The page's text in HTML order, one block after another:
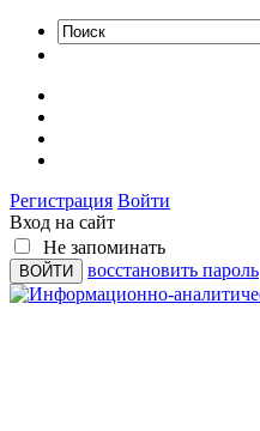
Регистрация Войти
Вход на сайт
Не запоминать
восстановить пароль